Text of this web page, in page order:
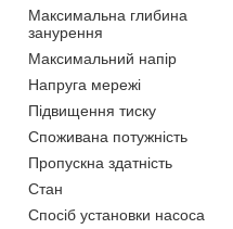
Максимальна глибина
занурення
Максимальний напір
Напруга мережі
Підвищення тиску
Споживана потужність
Пропускна здатність
Стан
Спосіб установки насоса